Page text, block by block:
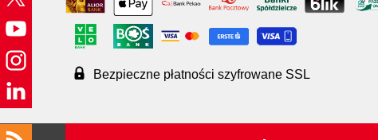
Bezpieczne płatności szyfrowane SSL